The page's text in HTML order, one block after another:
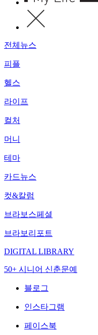
전체뉴스
피플
헬스
라이프
컬처
머니
테마
카드뉴스
컷&칼럼
브라보스페셜
브라보리포트
DIGITAL LIBRARY
50+ 시니어 신춘문예
블로그
인스타그램
페이스북